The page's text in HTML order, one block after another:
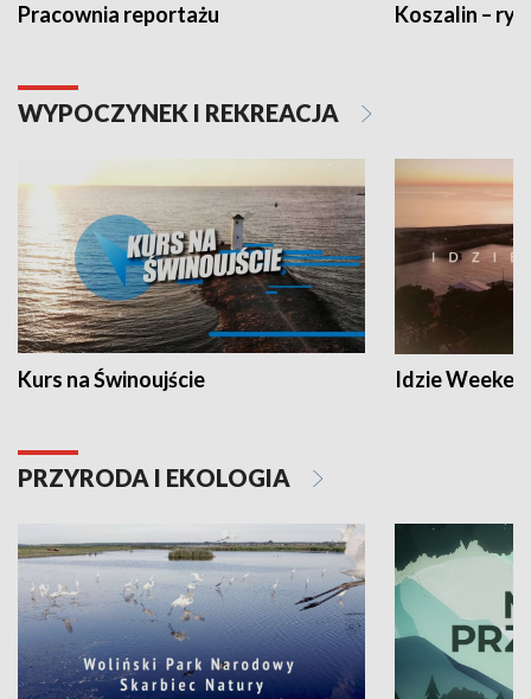
Pracownia reportażu Koszalin –
WYPOCZYNEK I REKREACJA
Kurs na Świnoujście Idzie
PRZYRODA I EKOLOGIA